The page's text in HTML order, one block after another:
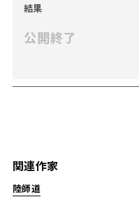
関連作家
陸師道
結果
公開終了